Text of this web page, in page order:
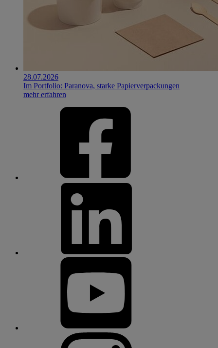
28.07.2026
Im Portfolio: Paranova, starke Papierverpackungen
mehr erfahren